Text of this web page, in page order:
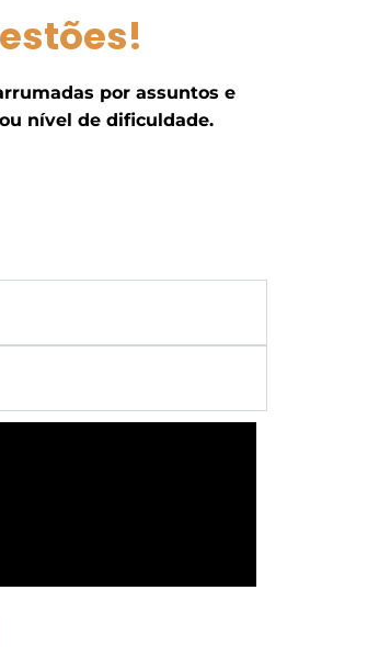
por assuntos e
nível de dificuldade.